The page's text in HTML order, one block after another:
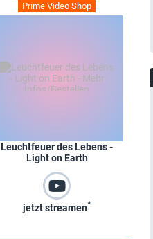
Prime Video Shop
Leuchtfeuer des Lebens -
Light on Earth
jetzt streamen*